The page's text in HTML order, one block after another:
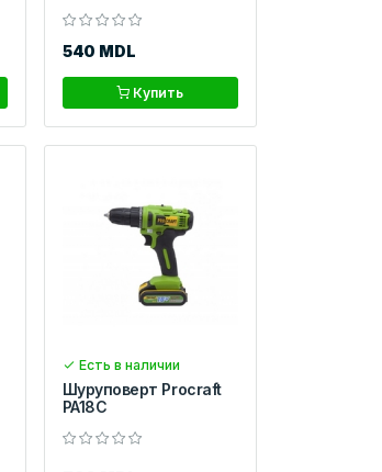
540 MDL
Купить
Есть в наличии
Шуруповерт Procraft
PA18C